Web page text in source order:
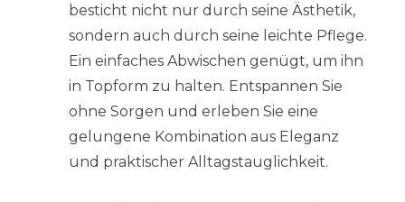
besticht nicht nur durch seine Ästhetik,
sondern auch durch seine leichte Pflege.
Ein einfaches Abwischen genügt, um ihn
in Topform zu halten. Entspannen Sie
ohne Sorgen und erleben Sie eine
gelungene Kombination aus Eleganz
und praktischer Alltagstauglichkeit.